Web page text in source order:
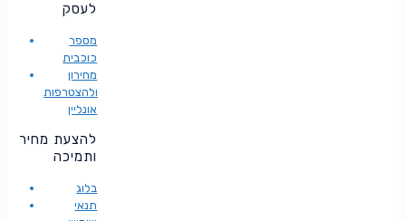
לעסק
מספר
כוכבית
מחירון
ולהצטרפות
אונליין
להצעת מחיר
ותמיכה
בלוג
תנאי